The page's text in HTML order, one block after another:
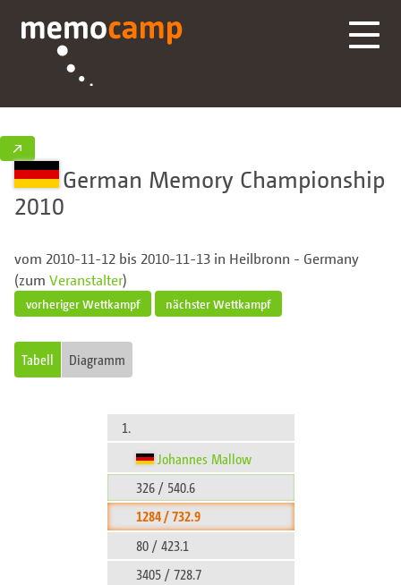
↗
German Memory Championship
2010
vom 2010-11-12 bis 2010-11-13 in Heilbronn - Germany
(zum Veranstalter)
vorheriger Wettkampf nächster Wettkampf
Tabell Diagramm
1.
Johannes Mallow
326 / 540.6
1284 / 732.9
80 / 423.1
3405 / 728.7